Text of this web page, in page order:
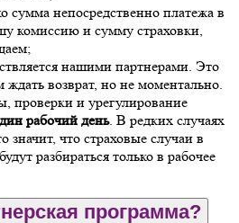
сумма непосредственно платежа в
комиссию и сумму страховки,
нашими партнерами. Это
ждать возврат, но не моментально.
проверки и урегулирование
рабочий день. В редких случаях
значит, что страховые случаи в
разбираться только в рабочее
программа?